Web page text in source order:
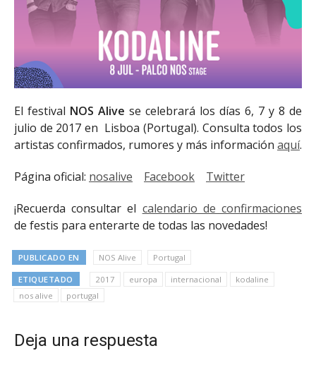
El festival NOS Alive se celebrará los días 6, 7 y 8 de
julio de 2017 en Lisboa (Portugal). Consulta todos los
artistas confirmados, rumores y más información aquí.
Página oficial: nosalive Facebook Twitter
¡Recuerda consultar el calendario de confirmaciones
de festis para enterarte de todas las novedades!
PUBLICADO EN NOS Alive Portugal
ETIQUETADO 2017 europa internacional
kodaline
nos alive
portugal
Deja una respuesta